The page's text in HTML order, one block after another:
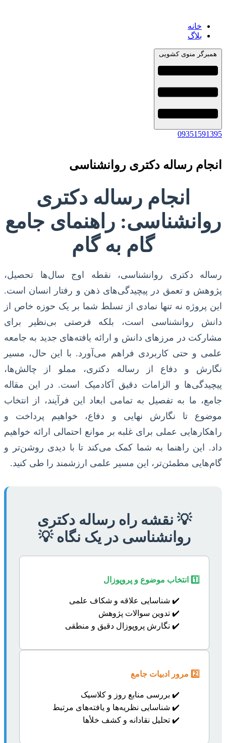
خانه
بلاگ
همبرگر منوی کشویی
09351591395
انجام رساله دکتری روانشناسی
انجام رساله دکتری
روانشناسی: راهنمای جامع
گام به گام
رساله دکتری روانشناسی، نقطه اوج سال‌ها تحصیل،
پژوهش و تعمق در پیچیدگی‌های ذهن و رفتار انسان است.
این پروژه نه تنها نمادی از تسلط شما بر یک حوزه خاص از
دانش روانشناسی است، بلکه فرصتی بی‌نظیر برای
مشارکت در مرزهای دانش و ارائه یافته‌های جدید به جامعه
علمی و حتی کاربردی فراهم می‌آورد. با این حال، مسیر
نگارش و دفاع از رساله دکتری، مملو از چالش‌ها،
پیچیدگی‌ها و الزامات دقیق آکادمیک است. در این مقاله
جامع، ما به تفصیل به تمامی ابعاد این فرآیند، از انتخاب
موضوع تا نگارش نهایی و دفاع، خواهیم پرداخت و
راهکارهایی عملی برای غلبه بر موانع احتمالی ارائه خواهیم
داد. این راهنما به شما کمک می‌کند تا با دیدی روشن‌تر و
گام‌هایی مطمئن‌تر، این مسیر علمی ارزشمند را طی کنید.
💡 نقشه راه رساله دکتری
روانشناسی در یک نگاه 💡
1️⃣ انتخاب موضوع و پروپوزال
✔️ شناسایی علاقه و شکاف علمی
✔️ تدوین سوالات پژوهش
✔️ نگارش پروپوزال دقیق و منطقی
2️⃣ مرور ادبیات جامع
✔️ بررسی منابع روز و کلاسیک
✔️ شناسایی نظریه‌ها و یافته‌های مرتبط
✔️ تحلیل نقادانه و کشف خلأها